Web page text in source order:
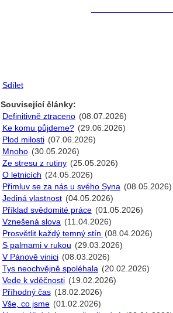
Sdílet
Související články:
Definitivně ztraceno (08.07.2026)
Ke komu půjdeme? (29.06.2026)
Plod milosti (07.06.2026)
Mnoho (30.05.2026)
Ze stresu z rutiny (25.05.2026)
O letnicích (24.05.2026)
Přimluv se za nás u svého Syna (08.05.2026)
Jediná vlastnost (04.05.2026)
Příklad svědomité práce (01.05.2026)
Vznešená slova (11.04.2026)
Prosvětlit každý temný stín (08.04.2026)
S palmami v rukou (29.03.2026)
V Pánově vinici (08.03.2026)
Tys neochvějně spoléhala (20.02.2026)
Vede k vděčnosti (19.02.2026)
Příhodný čas (18.02.2026)
Vše, co jsme (01.02.2026)